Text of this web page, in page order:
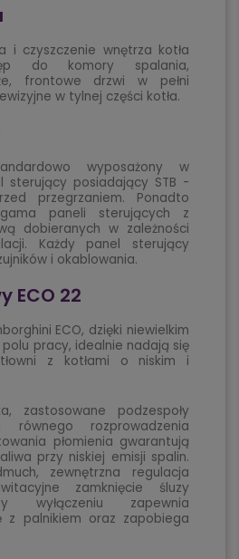
i czyszczenie wnętrza kotła
do komory spalania,
frontowe drzwi w pełni
w tylnej części kotła.
wyposażony w
sterujący posiadający STB -
przegrzaniem. Ponadto
paneli sterujących z
dobieranych w zależności
Każdy panel sterujący
i okablowania.
ECO 22
ECO, dzięki niewielkim
pracy, idealnie nadają się
z kotłami o niskim i
zastosowane podzespoły
równego rozprowadzenia
płomienia gwarantują
przy niskiej emisji spalin.
zewnętrzna regulacja
zamknięcie śluzy
wyłączeniu zapewnia
z palnikiem oraz zapobiega